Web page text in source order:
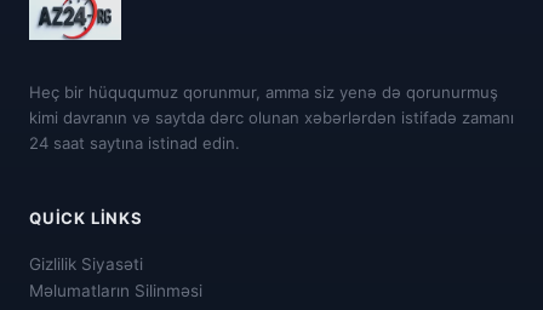
Heç bir hüququmuz qorunmur, amma siz yenə də qorunurmuş
kimi davranın və saytda dərc olunan xəbərlərdən istifadə zamanı
24 saat saytına istinad edin.
QUICK LINKS
Gizlilik Siyasəti
Məlumatların Silinməsi